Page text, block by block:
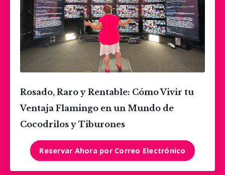
Rosado, Raro y Rentable: Cómo Vivir tu
Ventaja Flamingo en un Mundo de
Cocodrilos y Tiburones
Reservar Ahora por Correo Electrónico